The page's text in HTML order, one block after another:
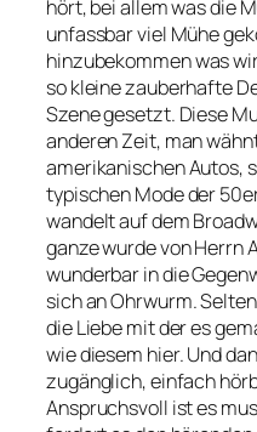
hört, bei allem was die
unfassbar viel Mühe
hinzubekommen was
so kleine zauberhafte
Szene gesetzt. Diese
anderen Zeit, man
amerikanischen Autos,
typischen Mode der
wandelt auf dem
ganze wurde von Herrn
wunderbar in die
sich an Ohrwurm.
die Liebe mit der es
wie diesem hier. Und
zugänglich, einfach
Anspruchsvoll ist es